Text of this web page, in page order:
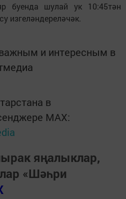
буенда шулай ук 10:45тән
изгеләндереләчәк.
и интересным в
в
MАХ:
яңалыклар,
«Шәһри